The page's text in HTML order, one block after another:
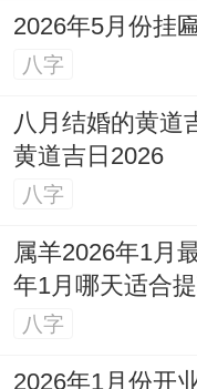
重，务必防范心
需冷静处理。
六月（乙未月）
提升，困境中得
入可见回报。单
七月（丙申月）
犯小人。财务文
2026年5月份挂
八字
八月结婚的黄道
黄道吉日2026
八字
属羊2026年1月
年1月哪天适合
八字
2026年1月份开